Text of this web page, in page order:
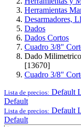
Herramientas
Desarmadores,
Dados
Dados Cortos
Cuadro 3/8"
Dado
[13670]
Cuadro 3/8"
Lista de precios: Default
Default
Lista de precios: Default
Default